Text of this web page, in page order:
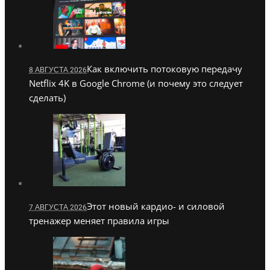
8 АВГУСТА 2026Как включить потоковую передачу
Netflix 4K в Google Chrome (и почему это следует
сделать)
7 АВГУСТА 2026Этот новый кардио- и силовой
тренажер меняет правила игры